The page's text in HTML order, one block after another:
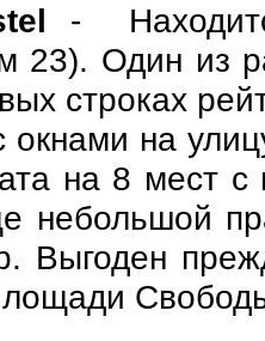
-
23). Один из
строках
окнами на
на 8 мест
небольшой
Выгоден